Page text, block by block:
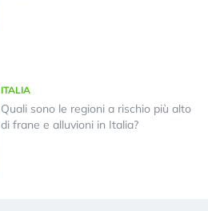
ITALIA
Quali sono le regioni a rischio più alto
di frane e alluvioni in Italia?